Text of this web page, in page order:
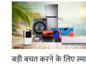
बड़ी बचत करने के लिए